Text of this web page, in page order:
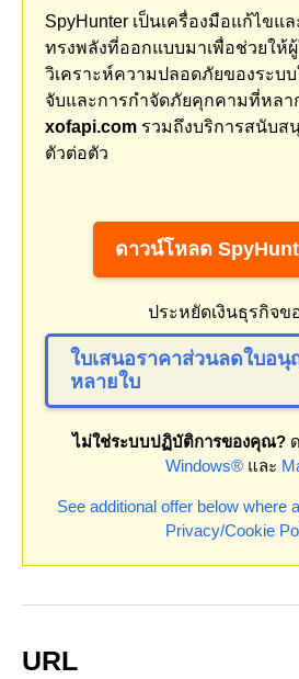
SpyHunter เป็นเครื่องมือแก้ไขแ
ทรงพลังที่ออกแบบมาเพื่อช่วยให้
วิเคราะห์ความปลอดภัยของระบบ
จับและการกำจัดภัยคุกคามที่หลา
xofapi.com รวมถึงบริการสนับส
ตัวต่อตัว
ดาวน์โหลด
ประหยัดเงินธุรกิจ
ใบเสนอราคาส่วนลดใบอนุ
หลายใบ
ไม่ใช่ระบบปฏิบัติการของคุณ?ด
Windows® และ
See additional offer below where
Privacy/Cookie
URL